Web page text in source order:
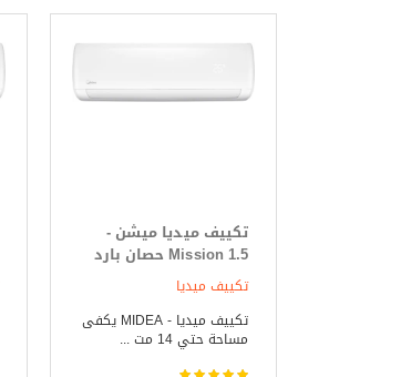
تكييف ميديا ميشن -
Mission 1.5 حصان بارد
فقط
تكييف ميديا
تكييف ميديا - MIDEA يكفى
مساحة حتي 14 مت ...